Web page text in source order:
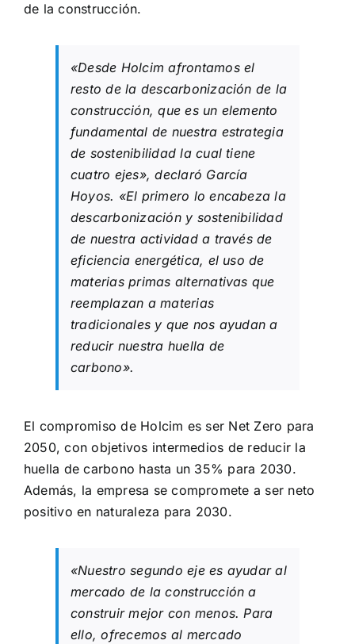
de la construcción.
«Desde Holcim afrontamos el
resto de la descarbonización de la
construcción, que es un elemento
fundamental de nuestra estrategia
de sostenibilidad la cual tiene
cuatro ejes», declaró García
Hoyos. «El primero lo encabeza la
descarbonización y sostenibilidad
de nuestra actividad a través de
eficiencia energética, el uso de
materias primas alternativas que
reemplazan a materias
tradicionales y que nos ayudan a
reducir nuestra huella de
carbono».
El compromiso de Holcim es ser Net Zero para
2050, con objetivos intermedios de reducir la
huella de carbono hasta un 35% para 2030.
Además, la empresa se compromete a ser neto
positivo en naturaleza para 2030.
«Nuestro segundo eje es ayudar al
mercado de la construcción a
construir mejor con menos. Para
ello, ofrecemos al mercado